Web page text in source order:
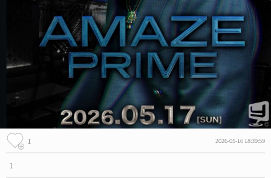
1 2026-05-16 18:39:59
1